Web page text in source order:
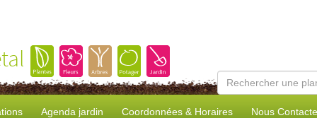
Agenda jardin Coordonnées & Horaires Nous